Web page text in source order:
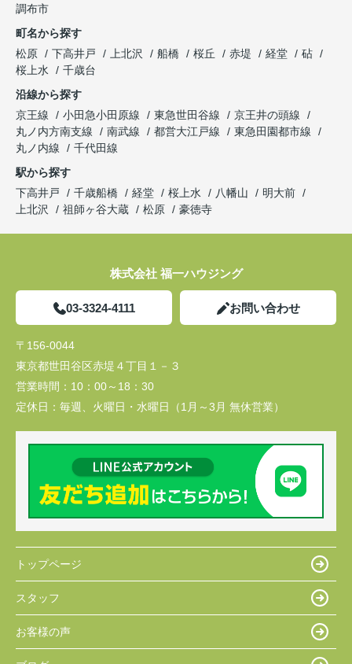
調布市
町名から探す
松原
下高井戸 上北沢 船橋 桜丘 赤堤 経堂
砧
桜上水
千歳台
沿線から探す
京王線
小田急小田原線 東急世田谷線
京王井の頭線
丸ノ内方南支線
南武線 都営大江戸線
東急田園都市線
丸ノ内線
千代田線
駅から探す
下高井戸
千歳船橋 経堂 桜上水 八幡山
明大前
上北沢
祖師ヶ谷大蔵 松原 豪徳寺
株式会社 福一ハウジング
03-3324-4111 お問い合わせ
〒156-0044
東京都世田谷区赤堤４丁目１－３
営業時間： 10：00～18：30
定休日： 毎週、火曜日・水曜日（1月～3月 無休営業）
トップページ
スタッフ
お客様の声